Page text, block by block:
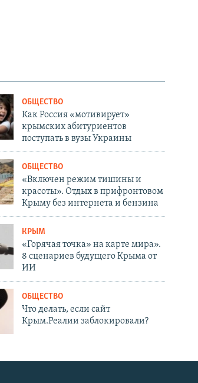
ОБЩЕСТВО
Как Россия «мотивирует»
крымских абитуриентов
поступать в вузы Украины
ОБЩЕСТВО
«Включен режим тишины и
красоты». Отдых в прифронтовом
Крыму без интернета и бензина
КРЫМ
«Горячая точка» на карте мира».
8 сценариев будущего Крыма от
ИИ
ОБЩЕСТВО
Что делать, если сайт
Крым.Реалии заблокировали?